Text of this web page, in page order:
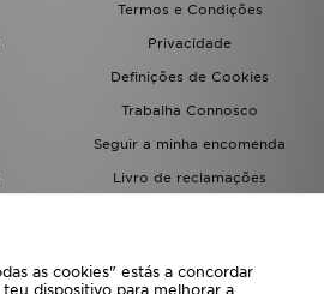
Termos e Condições
Privacidade
Definições de Cookies
Trabalha Connosco
Seguir a minha encomenda
Livro de reclamações
as cookies" estás a concordar
dispositivo para melhorar a